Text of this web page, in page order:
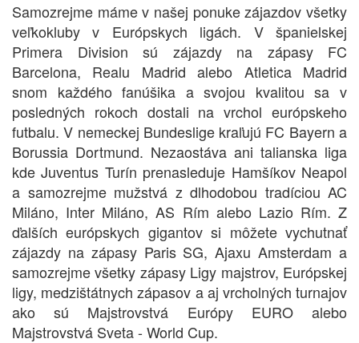
Samozrejme máme v našej ponuke zájazdov všetky
veľkokluby v Európskych ligách. V španielskej
Primera Division sú zájazdy na zápasy FC
Barcelona, Realu Madrid alebo Atletica Madrid
snom každého fanúšika a svojou kvalitou sa v
posledných rokoch dostali na vrchol európskeho
futbalu. V nemeckej Bundeslige kraľujú FC Bayern a
Borussia Dortmund. Nezaostáva ani talianska liga
kde Juventus Turín prenasleduje Hamšíkov Neapol
a samozrejme mužstvá z dlhodobou tradíciou AC
Miláno, Inter Miláno, AS Rím alebo Lazio Rím. Z
ďalších európskych gigantov si môžete vychutnať
zájazdy na zápasy Paris SG, Ajaxu Amsterdam a
samozrejme všetky zápasy Ligy majstrov, Európskej
ligy, medzištátnych zápasov a aj vrcholných turnajov
ako sú Majstrovstvá Európy EURO alebo
Majstrovstvá Sveta - World Cup.